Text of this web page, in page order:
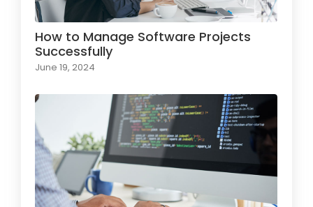
How to Manage Software Projects
Successfully
June 19, 2024